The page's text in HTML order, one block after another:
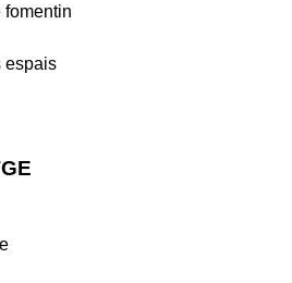
fomentin
espais